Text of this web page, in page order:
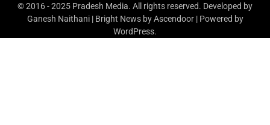
© 2016 - 2025 Pradesh Media. All rights reserved. Developed by
Ganesh Naithani | Bright News byAscendoor| Powered by
WordPress.